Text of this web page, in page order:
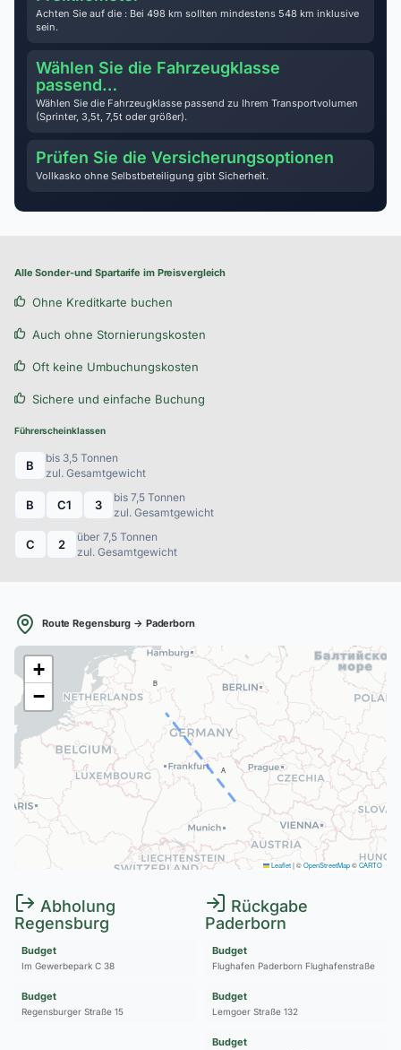
Achten Sie auf die : Bei 498 km sollten mindestens 548 km inklusive
sein.
Wählen Sie die Fahrzeugklasse
passend…
Wählen Sie die Fahrzeugklasse passend zu Ihrem Transportvolumen
(Sprinter, 3,5t, 7,5t oder größer).
Prüfen Sie die Versicherungsoptionen
Vollkasko ohne Selbstbeteiligung gibt Sicherheit.
Alle Sonder-und Spartarife im Preisvergleich
Ohne Kreditkarte buchen
Auch ohne Stornierungskosten
Oft keine Umbuchungskosten
Sichere und einfache Buchung
Führerscheinklassen
B
bis 3,5 Tonnen
zul. Gesamtgewicht
B C1 3
bis 7,5 Tonnen
zul. Gesamtgewicht
C 2
über 7,5 Tonnen
zul. Gesamtgewicht
Route Regensburg → Paderborn
A
B
+
−
Leaflet|©OpenStreetMap©CARTO
Abholung
Regensburg
Budget
Im Gewerbepark C 38
Budget
Regensburger Straße 15
Rückgabe
Paderborn
Budget
Flughafen Paderborn Flughafenstraße
Budget
Lemgoer Straße 132
Budget